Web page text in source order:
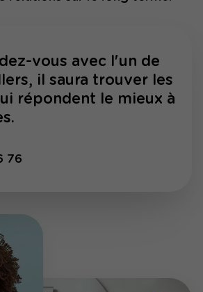
vous avec l'un de
il saura trouver les
répondent le mieux à
76